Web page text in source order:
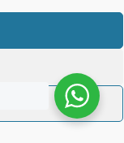
nel tuo
ictus
molto